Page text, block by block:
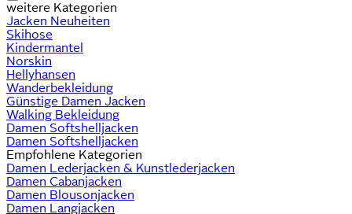
weitere Kategorien
Jacken Neuheiten
Skihose
Kindermantel
Norskin
Hellyhansen
Wanderbekleidung
Günstige Damen Jacken
Walking Bekleidung
Damen Softshelljacken
Damen Softshelljacken
Empfohlene Kategorien
Damen Lederjacken & Kunstlederjacken
Damen Cabanjacken
Damen Blousonjacken
Damen Langjacken